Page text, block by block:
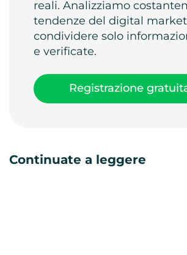
reali. Analizziamo
tendenze del digital
condividere solo
e verificate.
Registrazione
Continuate a leggere